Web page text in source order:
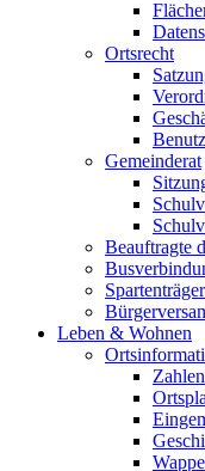
Ortsrecht
Gemeinderat
Beauftragte
Spartenträger
Leben & Wohnen